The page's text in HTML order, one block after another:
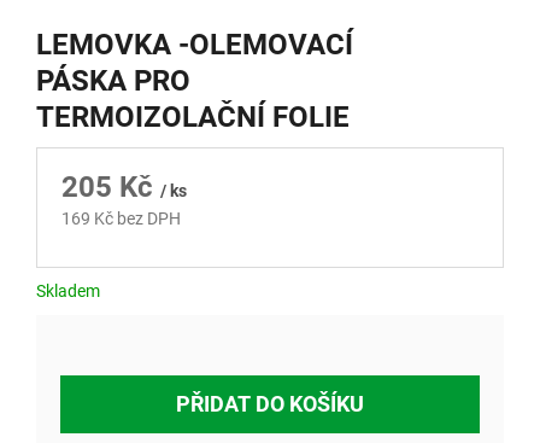
LEMOVKA -OLEMOVACÍ
PÁSKA PRO
TERMOIZOLAČNÍ FOLIE
205 Kč / ks
169 Kč bez DPH
Skladem
PŘIDAT DO KOŠÍKU